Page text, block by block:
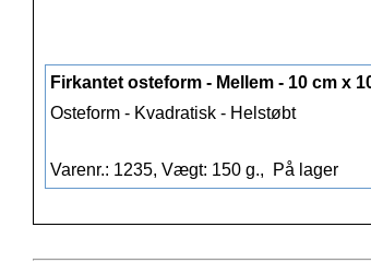
Firkantet osteform - Mellem - 10 cm x
Osteform - Kvadratisk - Helstøbt
Varenr.: 1235, Vægt: 150 g., På lager